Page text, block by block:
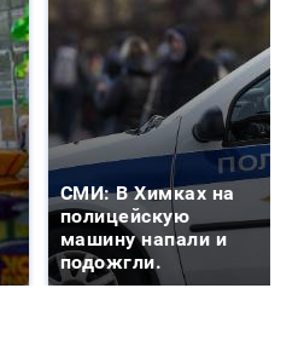
СМИ: В Химках на
полицейскую
машину напали и
подожгли.